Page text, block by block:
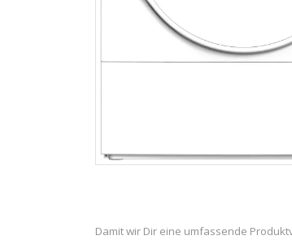
Damit wir Dir eine umfassende